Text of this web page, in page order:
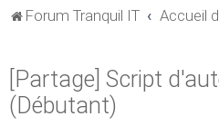
Forum Tranquil IT Accueil
[Partage] Script
(Débutant)